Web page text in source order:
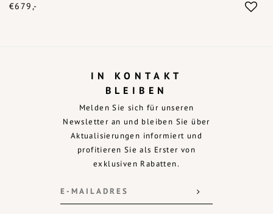
€679,-
IN KONTAKT
BLEIBEN
Melden Sie sich für unseren
Newsletter an und bleiben Sie über
Aktualisierungen informiert und
profitieren Sie als Erster von
exklusiven Rabatten.